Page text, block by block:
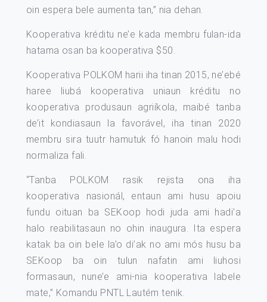
oin espera bele aumenta tan,” nia dehan.
Kooperativa kréditu ne’e kada membru fulan-ida
hatama osan ba kooperativa $50.
Kooperativa POLKOM harii iha tinan 2015, ne’ebé
haree liubá kooperativa uniaun kréditu no
kooperativa produsaun agriíkola, maibé tanba
de’it kondiasaun la favorável, iha tinan 2020
membru sira tuutr hamutuk fó hanoin malu hodi
normaliza fali.
“Tanba POLKOM rasik rejista ona iha
kooperativa nasionál, entaun ami husu apoiu
fundu oituan ba SEKoop hodi juda ami hadi’a
halo reabilitasaun no ohin inaugura. Ita espera
katak ba oin bele la’o di’ak no ami mós husu ba
SEKoop ba oin tulun nafatin ami liuhosi
formasaun, nune’e ami-nia kooperativa labele
mate,” Komandu PNTL Lautém tenik.